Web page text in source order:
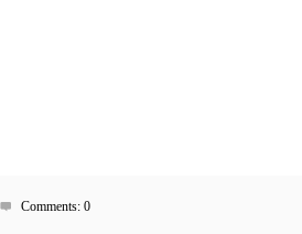
Comments: 0